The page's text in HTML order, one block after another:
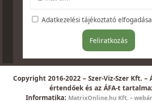
Adatkezelési tájékoztató elfogadása
Copyright 2016-2022 – Szer-Viz-Szer Kft. –
értendőek és az ÁFA-t
Informatika: MatrixOnline.hu Kft. –